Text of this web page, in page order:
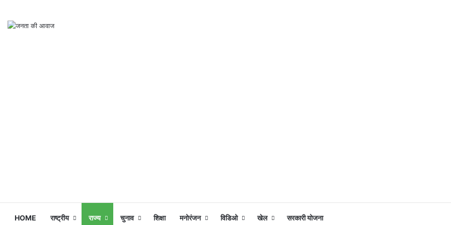
HOME राष्ट्रीय राज्य चुनाव शिक्षा मनोरंजन विडिओ खेल सरकारी योजना